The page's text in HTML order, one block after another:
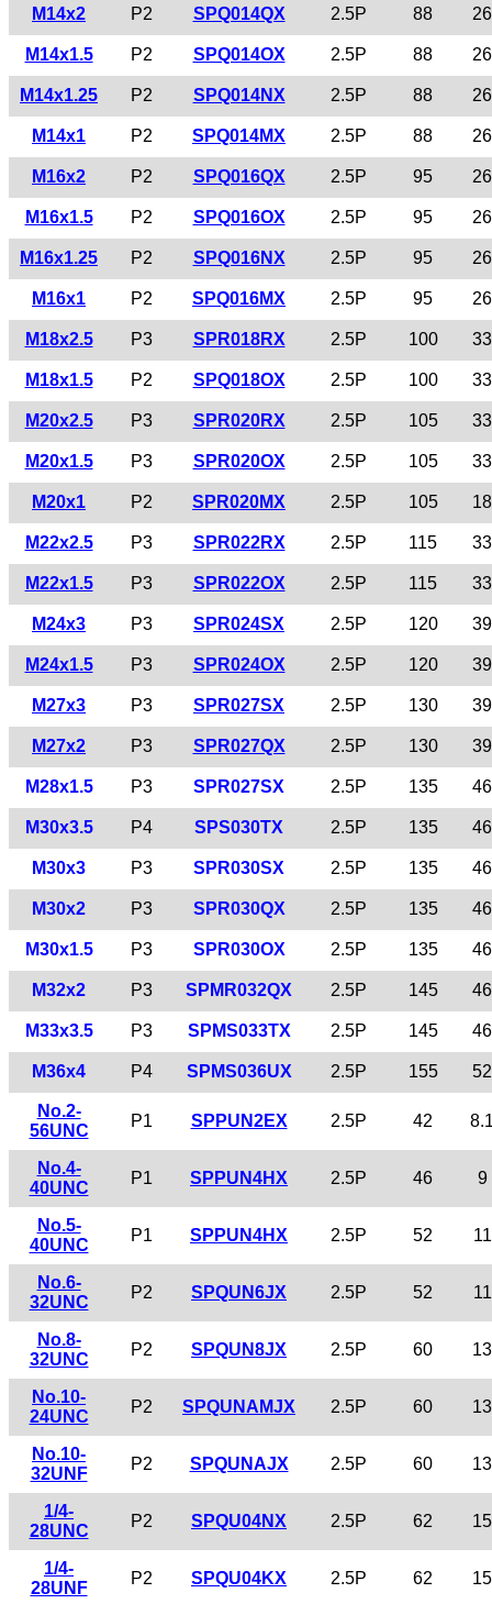
M14x2 P2 SPQ014QX 2.5P 88 26
M14x1.5 P2 SPQ014OX 2.5P 88 26
M14x1.25 P2 SPQ014NX 2.5P 88 26
M14x1 P2 SPQ014MX 2.5P 88 26
M16x2 P2 SPQ016QX 2.5P 95 26
M16x1.5 P2 SPQ016OX 2.5P 95 26
M16x1.25 P2 SPQ016NX 2.5P 95 26
M16x1 P2 SPQ016MX 2.5P 95 26
M18x2.5 P3 SPR018RX 2.5P 100 33
M18x1.5 P2 SPQ018OX 2.5P 100 33
M20x2.5 P3 SPR020RX 2.5P 105 33
M20x1.5 P3 SPR020OX 2.5P 105 33
M20x1 P2 SPR020MX 2.5P 105 18
M22x2.5 P3 SPR022RX 2.5P 115 33
M22x1.5 P3 SPR022OX 2.5P 115 33
M24x3 P3 SPR024SX 2.5P 120 39
M24x1.5 P3 SPR024OX 2.5P 120 39
M27x3 P3 SPR027SX 2.5P 130 39
M27x2 P3 SPR027QX 2.5P 130 39
M28x1.5 P3 SPR027SX 2.5P 135 46
M30x3.5 P4 SPS030TX 2.5P 135 46
M30x3 P3 SPR030SX 2.5P 135 46
M30x2 P3 SPR030QX 2.5P 135 46
M30x1.5 P3 SPR030OX 2.5P 135 46
M32x2 P3 SPMR032QX 2.5P 145 46
M33x3.5 P3 SPMS033TX 2.5P 145 46
M36x4 P4 SPMS036UX 2.5P 155 52
No.2-
56UNC
P1 SPPUN2EX 2.5P 42
No.4-
40UNC
P1 SPPUN4HX 2.5P 46 9
No.5-
40UNC
P1 SPPUN4HX 2.5P 52 11
No.6-
32UNC
P2 SPQUN6JX 2.5P 52 11
No.8-
32UNC
P2 SPQUN8JX 2.5P 60 13
No.10-
24UNC
P2 SPQUNAMJX 2.5P 60 13
No.10-
32UNF
P2 SPQUNAJX 2.5P 60 13
1/4-
28UNC
P2 SPQU04NX 2.5P 62 15
1/4-
28UNF
P2 SPQU04KX 2.5P 62 15